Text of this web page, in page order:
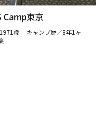
Camp東京
歳 キャンプ歴／8年1ヶ